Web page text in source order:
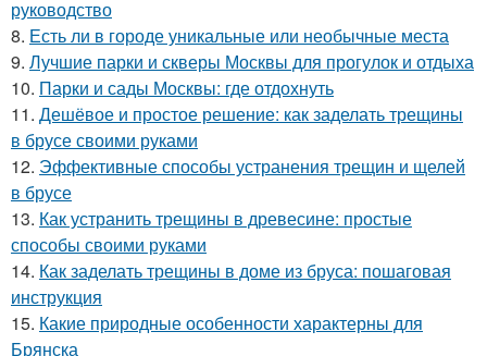
руководство
8. Есть ли в городе уникальные или необычные места
9. Лучшие парки и скверы Москвы для прогулок и отдыха
10. Парки и сады Москвы: где отдохнуть
11. Дешёвое и простое решение: как заделать трещины
в брусе своими руками
12. Эффективные способы устранения трещин и щелей
в брусе
13. Как устранить трещины в древесине: простые
способы своими руками
14. Как заделать трещины в доме из бруса: пошаговая
инструкция
15. Какие природные особенности характерны для
Брянска